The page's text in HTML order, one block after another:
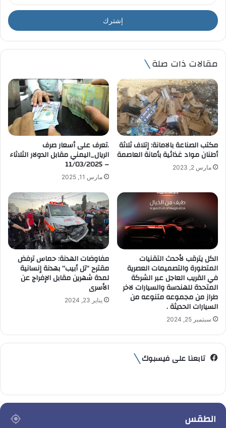
خ
ل
ر
د
ا
ل
إ
ل
ك
ر
و
ن
مقالات ذات صلة
مكتب الصناعة بالامانة: إتلاف ثلاثة
أطنان مواد غذائية بأمانة العاصمة
مارس 2, 2023
.تعرف على أسعار صرف
الريال_اليمني مقابل الدولار الثلاثاء
– 11/03/2025
مارس 11, 2025
الكل يترقب لأحدث التقنيات
المتطورة والتصميمات العصرية
في القريب العاجل عبر الشركة
المتحدة للهندسة والسيارات لاخر
طراز من مجموعه متنوعه من
السيارات الحديثة .
سبتمبر 25, 2024
مفاوضات الهدنة: حماس ترفض
مقترح “تل أبيب” بهدنة إنسانية
لمدة شهرين مقابل الإفراج عن
الأسرى
يناير 23, 2024
تابعنا على فيسبوك
الطقس